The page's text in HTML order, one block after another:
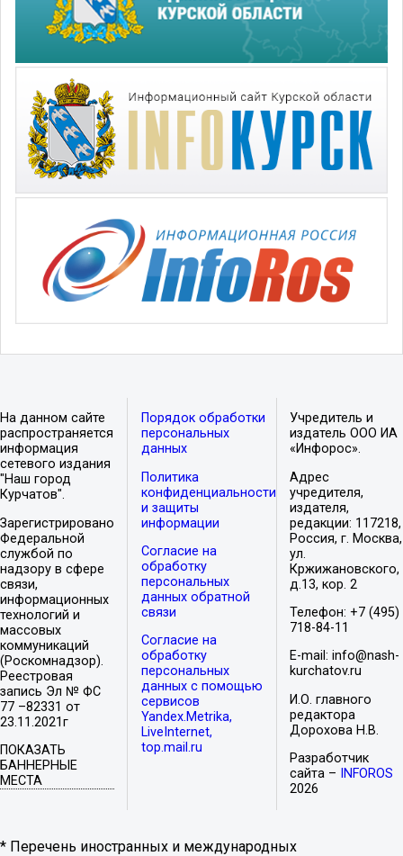
На данном сайте
распространяется
информация
сетевого издания
"Наш город
Курчатов".
Зарегистрировано
Федеральной
службой по
надзору в сфере
связи,
информационных
технологий и
массовых
коммуникаций
(Роскомнадзор).
Реестровая
запись Эл № ФС
77 –82331 от
23.11.2021г
ПОКАЗАТЬ
БАННЕРНЫЕ
МЕСТА
Порядок обработки
персональных
данных
Политика
конфиденциальности
и защиты
информации
Согласие на
обработку
персональных
данных обратной
связи
Согласие на
обработку
персональных
данных с помощью
сервисов
Yandex.Metrika,
LiveInternet,
top.mail.ru
Учредитель и
издатель ООО ИА
«Инфорос».
Адрес
учредителя,
издателя,
редакции: 117218,
Россия, г. Москва,
ул.
Кржижановского,
д.13, кор. 2
Телефон: +7 (495)
718-84-11
E-mail: info@nash-
kurchatov.ru
И.О. главного
редактора
Дорохова Н.В.
Разработчик
сайта –
INFOROS
2026
* Перечень иностранных и международных